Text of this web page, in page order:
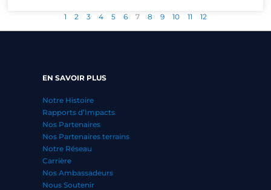
1 2 3 4 5 6 7 8 9 10 11 12
EN SAVOIR PLUS
Notre Histoire
Rapports d’Impacts
Nos Partenaires
Nos Partenaires terrains
Notre Réseau
Carrière
Nos Ambassadeurs
Nous Soutenir